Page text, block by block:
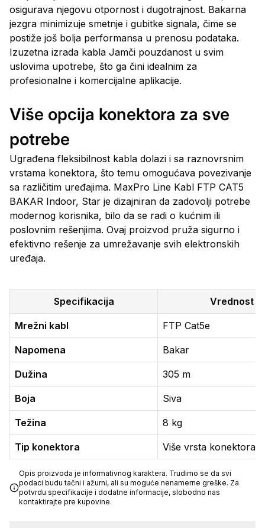
osigurava njegovu otpornost i dugotrajnost. Bakarna
jezgra minimizuje smetnje i gubitke signala, čime se
postiže još bolja performansa u prenosu podataka.
Izuzetna izrada kabla Jamči pouzdanost u svim
uslovima upotrebe, što ga čini idealnim za
profesionalne i komercijalne aplikacije.
Više opcija konektora za sve
potrebe
Ugrađena fleksibilnost kabla dolazi i sa raznovrsnim
vrstama konektora, što temu omogućava povezivanje
sa različitim uređajima. MaxPro Line Kabl FTP CAT5
BAKAR Indoor, Star je dizajniran da zadovolji potrebe
modernog korisnika, bilo da se radi o kućnim ili
poslovnim rešenjima. Ovaj proizvod pruža sigurno i
efektivno rešenje za umrežavanje svih elektronskih
uređaja.
Specifikacija Vrednost
Mrežni kabl FTP Cat5e
Napomena Bakar
Dužina 305 m
Boja Siva
Težina 8 kg
Tip konektora Više vrsta konektora
Opis proizvoda je informativnog karaktera. Trudimo se da svi
podaci budu tačni i ažurni, ali su moguće nenamerne greške. Za
potvrdu specifikacije i dodatne informacije, slobodno nas
kontaktirajte pre kupovine.